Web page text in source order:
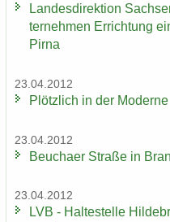
Lan­des­di­rek­ti­on
ter­neh­men Er­rich­tung
Pirna
23.04.2012
Plötz­lich in der Mo­der­ne
23.04.2012
Beu­cha­er Stra­ße in
23.04.2012
LVB - Hal­te­stel­le